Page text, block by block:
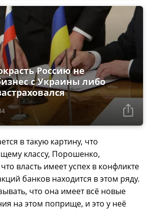
Россию не
с Украины либо
в такую картину, что
классу, Порошенко,
власть имеет успех в конфликте
банков находится в этом ряду.
что она имеет всё новые
на этом поприще, и это у неё